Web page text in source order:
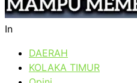
In
DAERAH
KOLAKA TIMUR